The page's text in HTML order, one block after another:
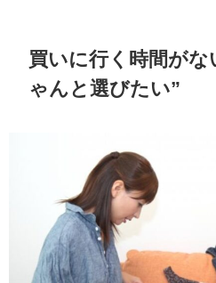
買いに行く時間が
ゃんと選びたい”